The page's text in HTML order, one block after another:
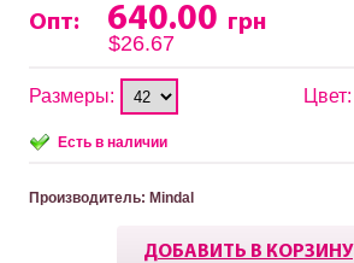
Опт:
640.00 грн
$26.67
Размеры: Цвет:
Есть в наличии
Производитель: Mindal
ДОБАВИТЬ В КОРЗИНУ